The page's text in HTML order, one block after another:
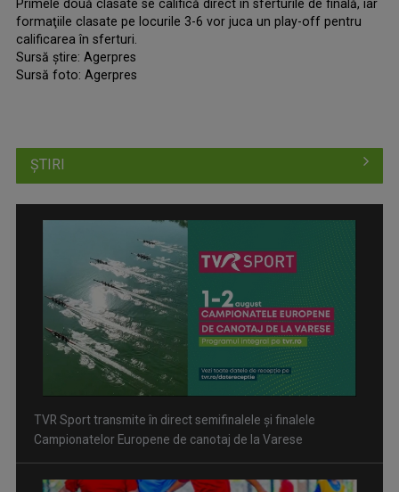
Primele două clasate se califică direct în sferturile de finală, iar
formaţiile clasate pe locurile 3-6 vor juca un play-off pentru
calificarea în sferturi.
Sursă știre: Agerpres
Sursă foto: Agerpres
ȘTIRI
Inițiative pentru evitarea traumatismelor craniene în fotbal